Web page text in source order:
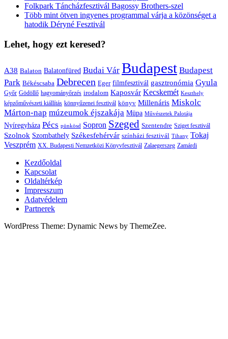
Folkpark Táncházfesztivál Bagossy Brothers-szel
Több mint ötven ingyenes programmal várja a közönséget a
hatodik Déryné Fesztivál
Lehet, hogy ezt keresed?
A38 Balaton Balatonfüred Budai Vár Budapest Budapest
Park Békéscsaba Debrecen Eger filmfesztivál gasztronómia Gyula
Győr Gödöllő hagyományőrzés irodalom Kaposvár Kecskemét Keszthely
képzőművészeti kiállítás könnyűzenei fesztivál könyv Millenáris Miskolc
Márton-nap múzeumok éjszakája Müpa Művészetek Palotája
Nyíregyháza Pécs pünkösd Sopron Szeged Szentendre Sziget fesztivál
Szolnok Szombathely Székesfehérvár színházi fesztivál Tihany Tokaj
Veszprém XX. Budapesti Nemzetközi Könyvfesztivál Zalaegerszeg Zamárdi
Kezdőoldal
Kapcsolat
Oldaltérkép
Impresszum
Adatvédelem
Partnerek
WordPress Theme: Dynamic News by ThemeZee.